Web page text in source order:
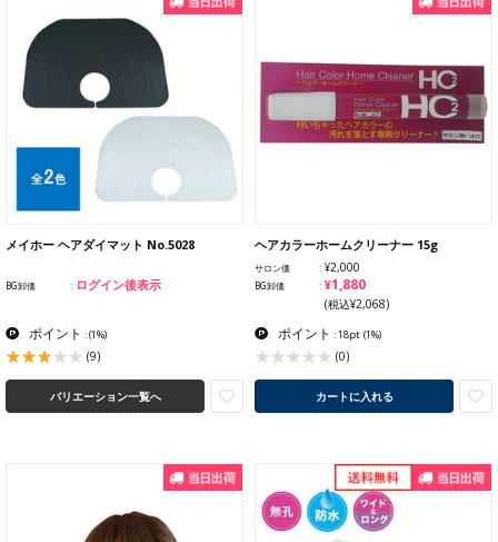
メイホー ヘアダイマット No.5028
BG卸価 ログイン後表示
ポイント :(1%)
(9)
バリエーション一覧へ
ヘアカラーホームクリーナー 15g
サロン価 ¥2,000
BG卸価 ¥1,880
(税込¥2,068)
ポイント : 18pt (1%)
(0)
カートに入れる